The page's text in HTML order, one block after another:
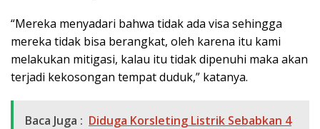
“Mereka menyadari bahwa tidak ada visa sehingga
mereka tidak bisa berangkat, oleh karena itu kami
melakukan mitigasi, kalau itu tidak dipenuhi maka akan
terjadi kekosongan tempat duduk,” katanya.
Baca Juga : Diduga Korsleting Listrik Sebabkan 4